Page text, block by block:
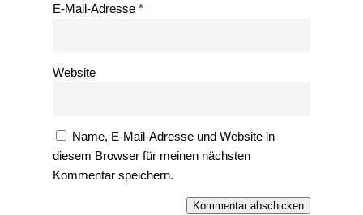
E-Mail-Adresse *
Website
Name, E-Mail-Adresse und Website in
diesem Browser für meinen nächsten
Kommentar speichern.
Kommentar abschicken